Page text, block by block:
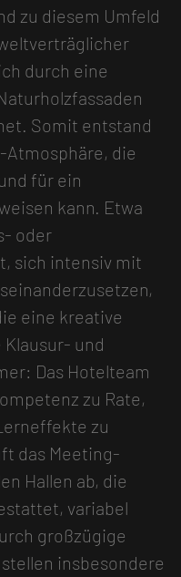
zu diesem Umfeld
durch eine
Somit entstand
Atmosphäre, die
für ein
kann. Etwa
oder
sich intensiv mit
eine kreative
und
Das Hotelteam
zu Rate,
zu
das Meeting-
Hallen ab, die
variabel
großzügige
insbesondere